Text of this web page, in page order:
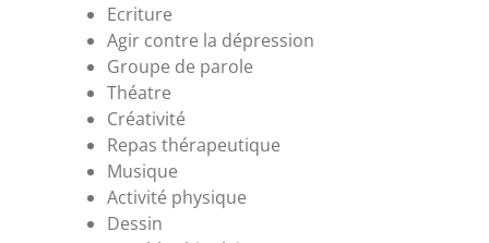
Ecriture
Agir contre la dépression
Groupe de parole
Théatre
Créativité
Repas thérapeutique
Musique
Activité physique
Dessin